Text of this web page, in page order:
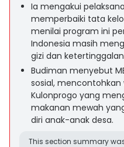
Ia mengakui
memperbaiki tata
menilai program ini
Indonesia masih
gizi dan
Budiman menyebut
sosial, mencontohkan
Kulonprogo yang
makanan mewah
diri anak-anak desa.
This section summary